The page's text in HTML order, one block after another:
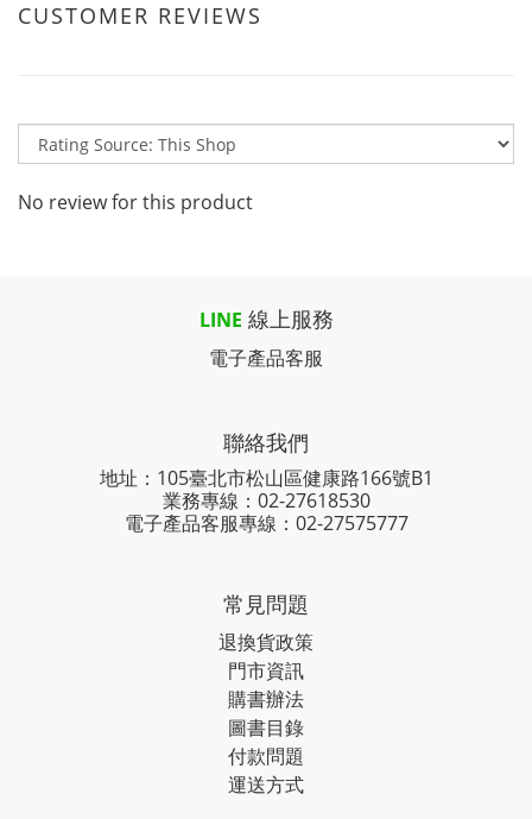
CUSTOMER REVIEWS
No review for this product
LINE 線上服務
電子產品客服
聯絡我們
地址：105臺北市松山區健康路166號B1
業務專線： 02-27618530
電子產品客服專線：02-27575777
常見問題
退換貨政策
門市資訊
購書辦法
圖書目錄
付款問題
運送方式